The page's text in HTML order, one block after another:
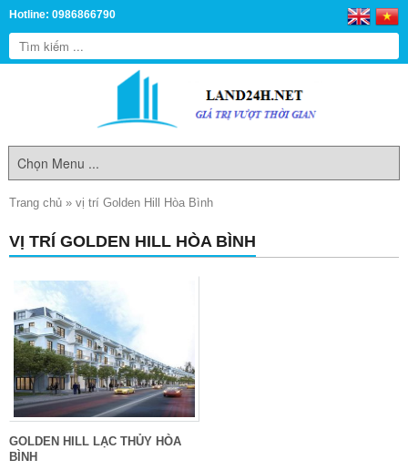
Hotline: 0986866790
Trang chủ » vị trí Golden Hill Hòa Bình
VỊ TRÍ GOLDEN HILL HÒA BÌNH
GOLDEN HILL LẠC THỦY HÒA
BÌNH